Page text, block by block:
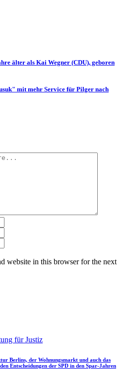
älter als Kai Wegner (CDU), geboren
mit mehr Service für Pilger nach
website in this browser for the next
für Justiz
Berlins, der Wohnungsmarkt und auch das
Entscheidungen der SPD in den Spar-Jahren